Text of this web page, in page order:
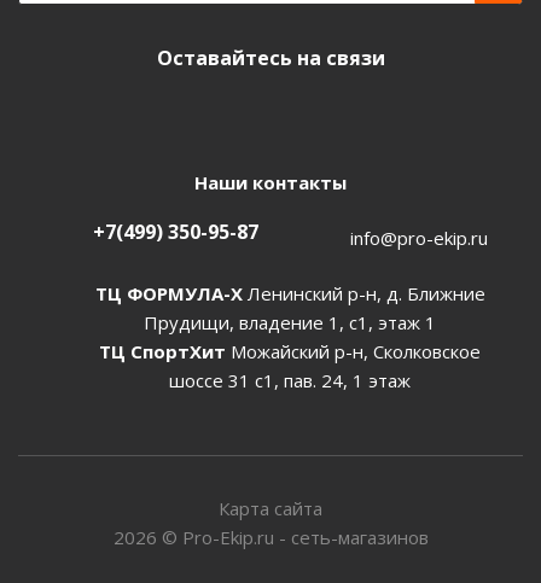
Оставайтесь на связи
Наши контакты
+7(499) 350-95-87 info@pro-ekip.ru
ТЦ ФОРМУЛА-ХЛенинский р-н, д. Ближние
Прудищи, владение 1, с1, этаж 1
ТЦ СпортХит Можайский р-н, Сколковское
шоссе 31 с1, пав. 24, 1 этаж
Карта сайта
2026 © Pro-Ekip.ru - сеть-магазинов